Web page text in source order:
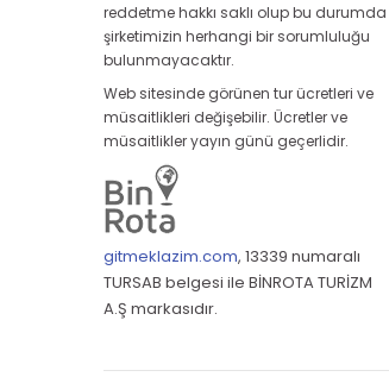
reddetme hakkı saklı olup bu durumda
şirketimizin herhangi bir sorumluluğu
bulunmayacaktır.
Web sitesinde görünen tur ücretleri ve
müsaitlikleri değişebilir. Ücretler ve
müsaitlikler yayın günü geçerlidir.
gitmeklazim.com, 13339 numaralı
TURSAB belgesi ile BİNROTA TURİZM
A.Ş markasıdır.